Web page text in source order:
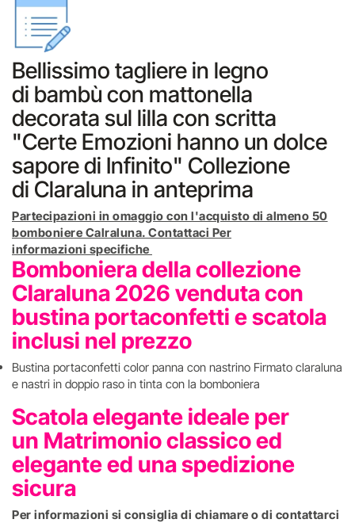
Bellissimo tagliere in legno
di bambù con mattonella
decorata sul lilla con scritta
"Certe Emozioni hanno un dolce
sapore di Infinito" Collezione
di Claraluna in anteprima
Partecipazioni in omaggio con l'acquisto di almeno 50
bomboniere Calraluna. Contattaci Per
informazioni specifiche
Bomboniera della collezione
Claraluna 2026 venduta con
bustina portaconfetti e scatola
inclusi nel prezzo
Bustina portaconfetti color panna con nastrino Firmato claraluna
e nastri in doppio raso in tinta con la bomboniera
Scatola elegante ideale per
un Matrimonio classico ed
elegante ed una spedizione
sicura
Per informazioni si consiglia di chiamare o di contattarci